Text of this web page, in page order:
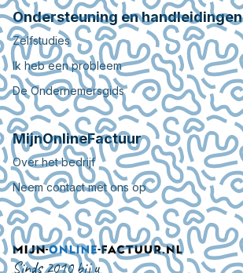
Ondersteuning en handleidingen
Zelfstudies
Ik heb een probleem
De Ondernemersgids
MijnOnlineFactuur
Over het bedrijf
Neem contact met ons op
Sinds 2010 bij u